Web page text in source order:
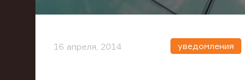
16 апреля, 2014 уведомления